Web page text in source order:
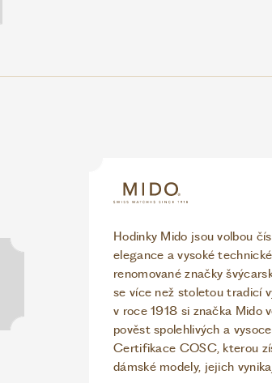
Hodinky Mido jsou volbou
elegance a vysoké
renomované značky
se více než stoletou tradicí
v roce 1918 si značka Mido
pověst spolehlivých a
Certifikace COSC, kterou
dámské modely, jejich